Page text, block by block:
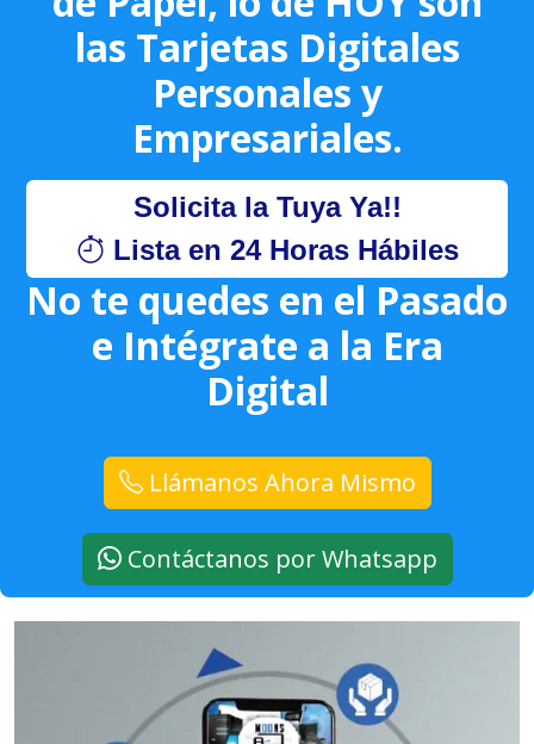
las Tarjetas Digitales
Personales y
Empresariales.
Solicita la Tuya Ya!!
Lista en 24 Horas Hábiles
No te quedes en el Pasado
e Intégrate a la Era
Digital
Llámanos Ahora Mismo
Contáctanos por Whatsapp